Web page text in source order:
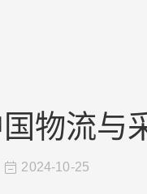
物流与
2024-10-25